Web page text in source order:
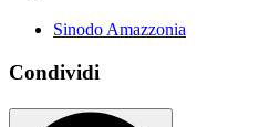
Sinodo Amazzonia
Condividi